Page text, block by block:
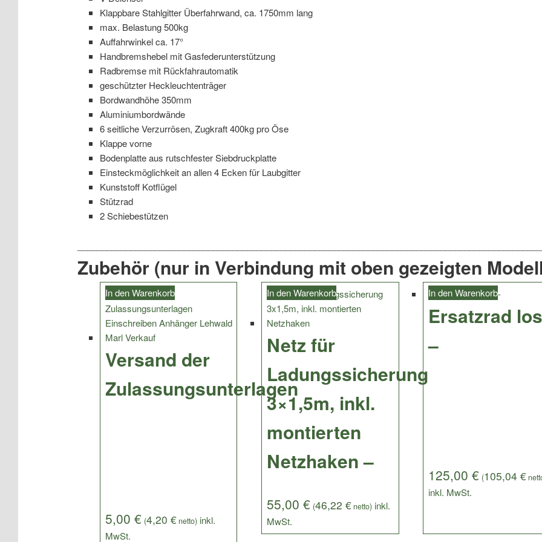
Klappbare Stahlgitter Überfahrwand, ca. 1750mm lang
max. Belastung 500kg
Auffahrwinkel ca. 17°
Handbremshebel mit Gasfederunterstützung
Radbremse mit Rückfahrautomatik
geschützter Heckleuchtenträger
Bordwandhöhe 350mm
Aluminiumbordwände
6 seitliche Verzurrösen, Zugkraft 400kg pro Öse
Klappe vorne
Bodenplatte aus rutschfester Siebdruckplatte
Einsteckmöglichkeit an allen 4 Ecken für Laubgitter
Kunststoff Kotflügel
Stützrad
2 Schiebestützen
Zubehör (nur in Verbindung mit oben gezeigten
Versand der
Zulassungsunterlagen
5,00 € (4,20 €netto)
In den Warenkorb
Netz für
Ladungssicherung
3×1,5m, inkl.
montierten
Netzhaken –
55,00 € (46,22 €netto)
In den Warenkorb
Ersatzrad
–
125,00 € (105,04 €
In den Warenkorb